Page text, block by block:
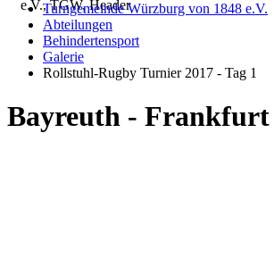
Turngemeinde Würzburg von 1848 e.V.
Abteilungen
Behindertensport
Galerie
Rollstuhl-Rugby Turnier 2017 - Tag 1
Bayreuth - Frankfurt